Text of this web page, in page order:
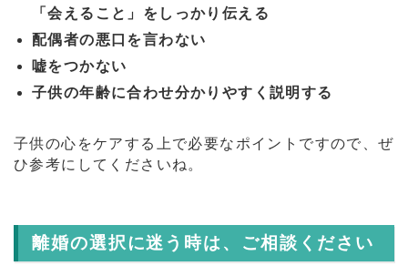
「会えること」をしっかり伝える
配偶者の悪口を言わない
嘘をつかない
子供の年齢に合わせ分かりやすく説明する
子供の心をケアする上で必要なポイントですので、ぜ
ひ参考にしてくださいね。
離婚の選択に迷う時は、ご相談ください